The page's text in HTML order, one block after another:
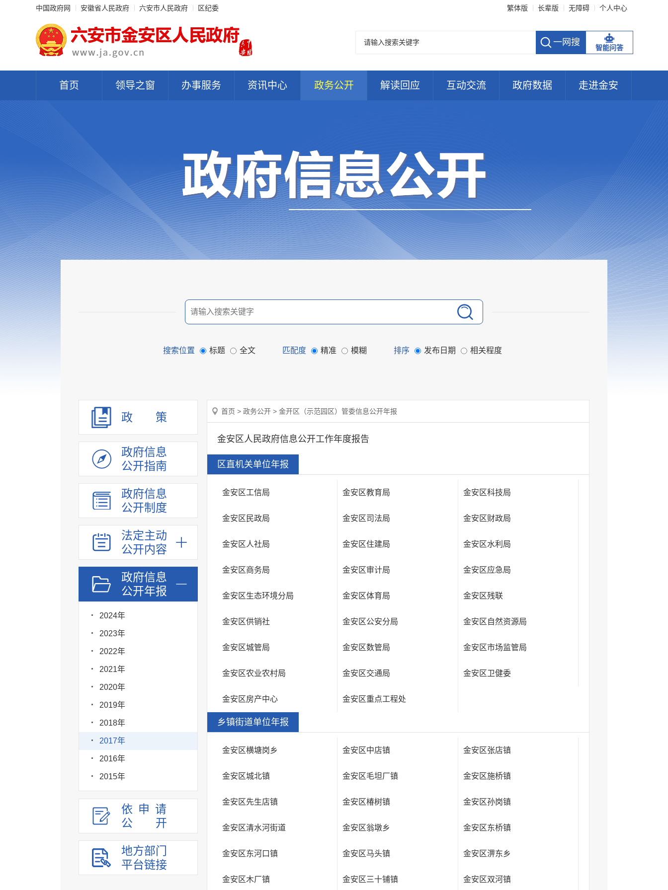
中国政府网 安徽省人民政府 六安市人民政府 区纪委 繁体版 长辈版 无障碍 个人中心
智能问答
首页 领导之窗 办事服务 资讯中心 政务公开 解读回应 互动交流 政府数据 走进金安
搜索位置 标题 全文 匹配度 精准 模糊 排序 发布日期 相关程度
政 策
政府信息
公开指南
政府信息
公开制度
法定主动
公开内容
政府信息
公开年报
2024年
2023年
2022年
2021年
2020年
2019年
2018年
2017年
2016年
2015年
依申请
公
开
地方部门
平台链接
首页 > 政务公开 > 金开区（示范园区）管委信息公开年报
金安区人民政府信息公开工作年度报告
区直机关单位年报
金安区工信局 金安区教育局 金安区科技局
金安区民政局 金安区司法局 金安区财政局
金安区人社局 金安区住建局 金安区水利局
金安区商务局 金安区审计局 金安区应急局
金安区生态环境分局 金安区体育局 金安区残联
金安区供销社 金安区公安分局 金安区自然资源局
金安区城管局 金安区数管局 金安区市场监管局
金安区农业农村局 金安区交通局 金安区卫健委
金安区房产中心 金安区重点工程处
乡镇街道单位年报
金安区横塘岗乡 金安区中店镇 金安区张店镇
金安区城北镇 金安区毛坦厂镇 金安区施桥镇
金安区先生店镇 金安区椿树镇 金安区孙岗镇
金安区清水河街道 金安区翁墩乡 金安区东桥镇
金安区东河口镇 金安区马头镇 金安区淠东乡
金安区木厂镇 金安区三十铺镇 金安区双河镇